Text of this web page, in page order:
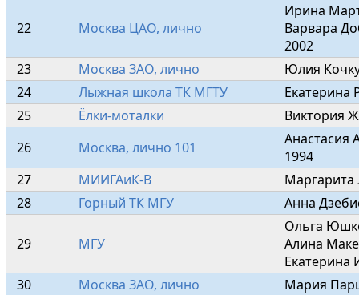
22 Москва ЦАО, лично
Ирина
Варвара
2002
23
Москва ЗАО, лично
Юлия
24
Лыжная школа ТК МГТУ
Екатерина
25
Ёлки-моталки
Виктория
26
Москва, лично 101
Анастасия
1994
27
МИИГАиК-В
Маргарита
28
Горный ТК МГУ Анна
29 МГУ
Ольга
Алина
Екатерина
30
Москва ЗАО, лично Мария